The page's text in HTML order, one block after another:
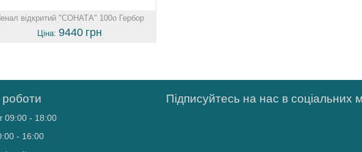
відкритий "СОНАТА" 100o Гербор
Ціна:9440 грн
09:00 - 18:00
- 16:00
Підписуйтесь на нас в соціальних